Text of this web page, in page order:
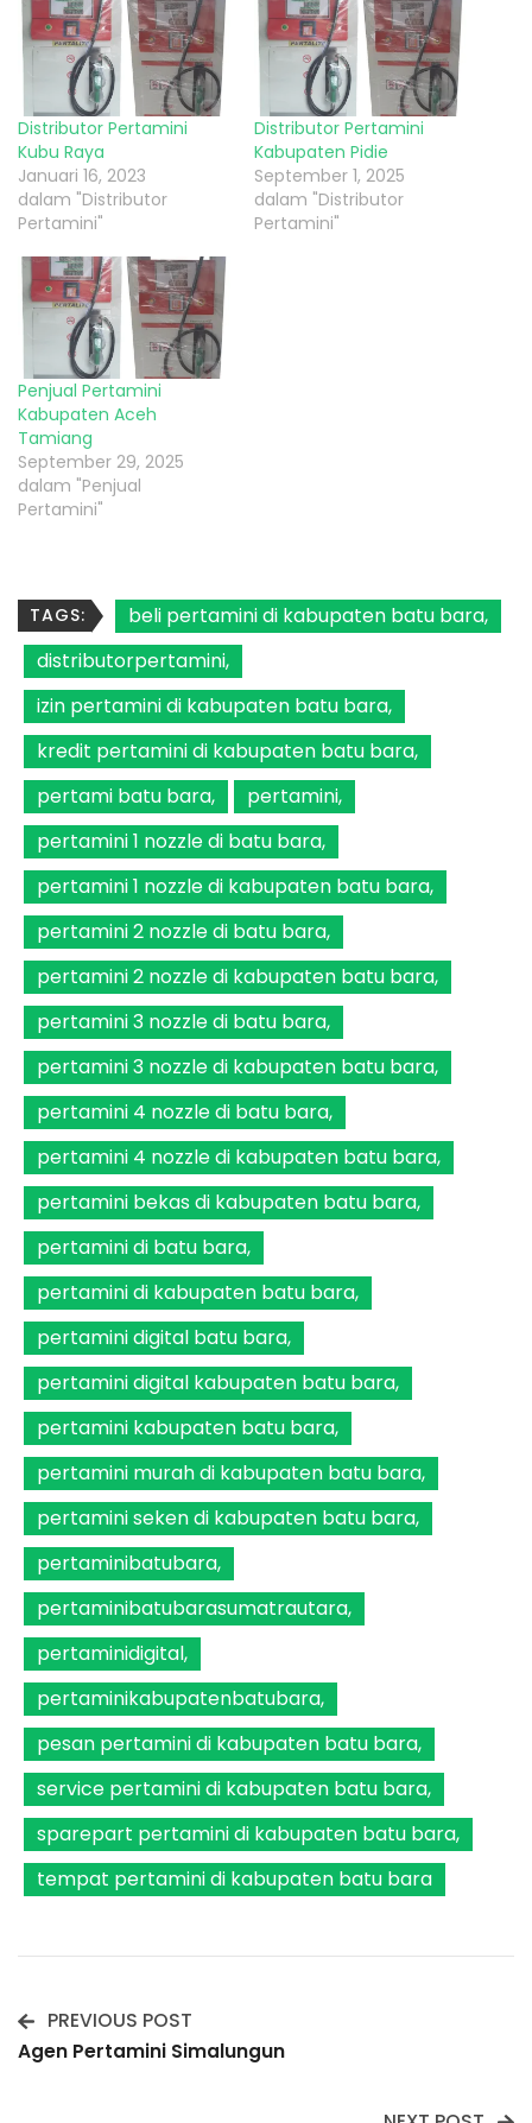
Distributor Pertamini
Kubu Raya
Januari 16, 2023
dalam "Distributor
Pertamini"
Distributor Pertamini
Kabupaten Pidie
September 1, 2025
dalam "Distributor
Pertamini"
Penjual Pertamini
Kabupaten Aceh
Tamiang
September 29, 2025
dalam "Penjual
Pertamini"
TAGS:
beli pertamini di kabupaten batu bara
distributorpertamini
izin pertamini di kabupaten batu bara
kredit pertamini di kabupaten batu bara
pertami batu bara
pertamini
pertamini 1 nozzle di batu bara
pertamini 1 nozzle di kabupaten batu bara
pertamini 2 nozzle di batu bara
pertamini 2 nozzle di kabupaten batu bara
pertamini 3 nozzle di batu bara
pertamini 3 nozzle di kabupaten batu bara
pertamini 4 nozzle di batu bara
pertamini 4 nozzle di kabupaten batu bara
pertamini bekas di kabupaten batu bara
pertamini di batu bara
pertamini di kabupaten batu bara
pertamini digital batu bara
pertamini digital kabupaten batu bara
pertamini kabupaten batu bara
pertamini murah di kabupaten batu bara
pertamini seken di kabupaten batu bara
pertaminibatubara
pertaminibatubarasumatrautara
pertaminidigital
pertaminikabupatenbatubara
pesan pertamini di kabupaten batu bara
service pertamini di kabupaten batu bara
sparepart pertamini di kabupaten batu bara
tempat pertamini di kabupaten batu bara
Post
PREVIOUS POST
Agen Pertamini Simalungun